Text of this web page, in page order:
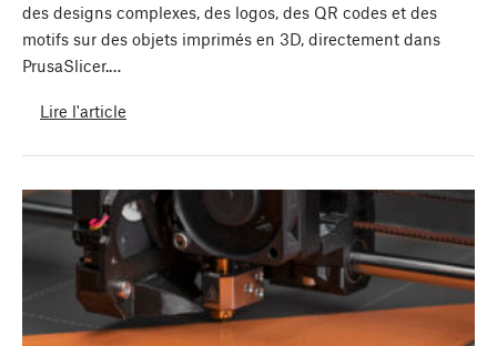
des designs complexes, des logos, des QR codes et des
motifs sur des objets imprimés en 3D, directement dans
PrusaSlicer.…
Lire l'article